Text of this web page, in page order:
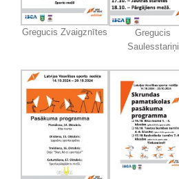
Gregucis Zvaigznītes
Gregucis
Saulesstariņi